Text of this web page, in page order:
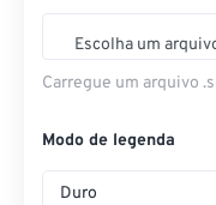
Escolha um
Carregue um arquivo
Modo de legenda
Duro